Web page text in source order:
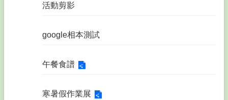
活動剪影
google相本測試
午餐食譜
寒暑假作業展